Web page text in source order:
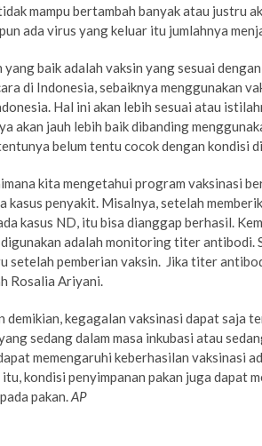
mampu bertambah banyak atau justru
ada virus yang keluar itu jumlahnya
yang baik adalah vaksin yang sesuai
di Indonesia, sebaiknya menggunakan
Hal ini akan lebih sesuai atau
akan jauh lebih baik dibanding
belum tentu cocok dengan kondisi
kita mengetahui program vaksinasi
kasus penyakit. Misalnya, setelah
kasus ND, itu bisa dianggap berhasil.
adalah monitoring titer antibodi.
setelah pemberian vaksin. Jika titer
Rosalia Ariyani.
demikian, kegagalan vaksinasi dapat saja
sedang dalam masa inkubasi atau
memengaruhi keberhasilan vaksinasi
itu, kondisi penyimpanan pakan juga dapat
pakan.AP